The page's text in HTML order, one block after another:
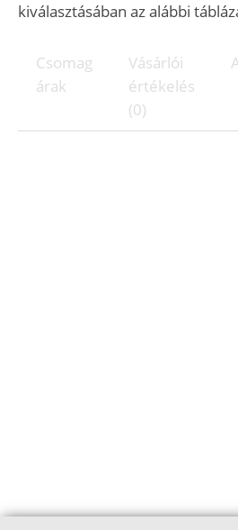
kiválasztásában az alábbi
Csomag
árak
Vásárlói
értékelés
(0)